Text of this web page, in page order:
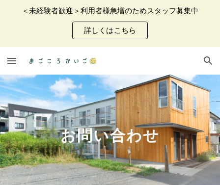
＜未経験者歓迎＞利用者様急増のためスタッフ募集中
詳しくはこちら
お問い合わせ